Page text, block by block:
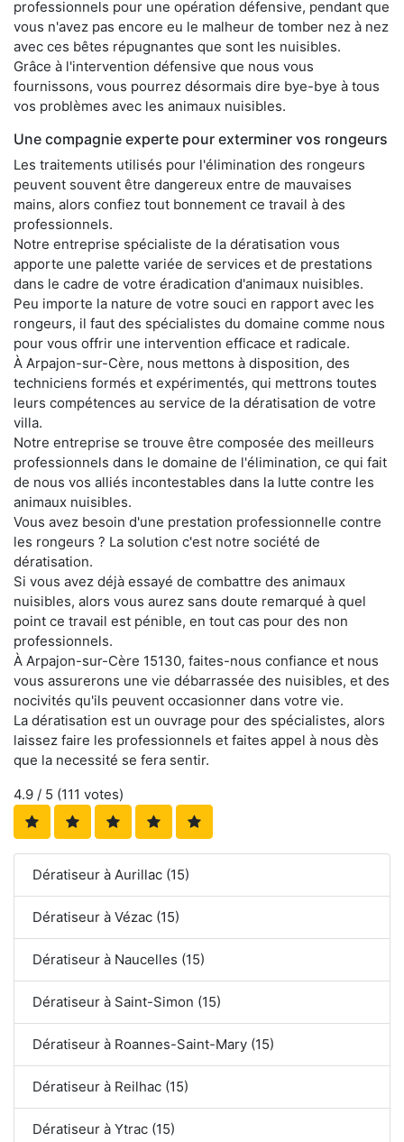
professionnels pour une opération défensive, pendant que
vous n'avez pas encore eu le malheur de tomber nez à nez
avec ces bêtes répugnantes que sont les nuisibles.
Grâce à l'intervention défensive que nous vous
fournissons, vous pourrez désormais dire bye-bye à tous
vos problèmes avec les animaux nuisibles.
Une compagnie experte pour exterminer vos rongeurs
Les traitements utilisés pour l'élimination des rongeurs
peuvent souvent être dangereux entre de mauvaises
mains, alors confiez tout bonnement ce travail à des
professionnels.
Notre entreprise spécialiste de la dératisation vous
apporte une palette variée de services et de prestations
dans le cadre de votre éradication d'animaux nuisibles.
Peu importe la nature de votre souci en rapport avec les
rongeurs, il faut des spécialistes du domaine comme nous
pour vous offrir une intervention efficace et radicale.
À Arpajon-sur-Cère, nous mettons à disposition, des
techniciens formés et expérimentés, qui mettrons toutes
leurs compétences au service de la dératisation de votre
villa.
Notre entreprise se trouve être composée des meilleurs
professionnels dans le domaine de l'élimination, ce qui fait
de nous vos alliés incontestables dans la lutte contre les
animaux nuisibles.
Vous avez besoin d'une prestation professionnelle contre
les rongeurs ? La solution c'est notre société de
dératisation.
Si vous avez déjà essayé de combattre des animaux
nuisibles, alors vous aurez sans doute remarqué à quel
point ce travail est pénible, en tout cas pour des non
professionnels.
À Arpajon-sur-Cère 15130, faites-nous confiance et nous
vous assurerons une vie débarrassée des nuisibles, et des
nocivités qu'ils peuvent occasionner dans votre vie.
La dératisation est un ouvrage pour des spécialistes, alors
laissez faire les professionnels et faites appel à nous dès
que la necessité se fera sentir.
4.9 / 5 (111 votes)
Dératiseur à Aurillac (15)
Dératiseur à Vézac (15)
Dératiseur à Naucelles (15)
Dératiseur à Saint-Simon (15)
Dératiseur à Roannes-Saint-Mary (15)
Dératiseur à Reilhac (15)
Dératiseur à Ytrac (15)